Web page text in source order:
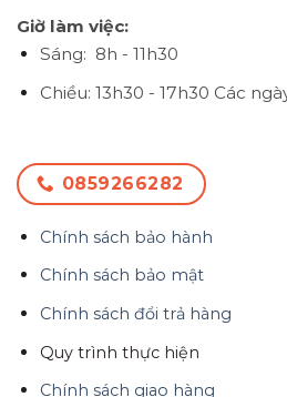
Giờ làm việc:
Sáng: 8h - 11h30
Chiều: 13h30 - 17h30 Các
0859266282
Chính sách bảo hành
Chính sách bảo mật
Chính sách đổi trả hàng
Quy trình thực hiện
Chính sách giao hàng